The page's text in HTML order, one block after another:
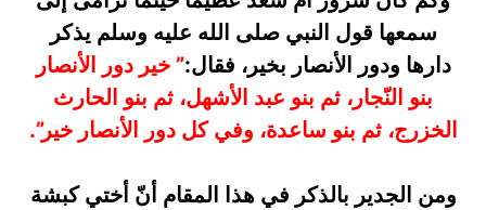
سمعها قول النبي صلى الله عليه وسلم يذكر
دارها ودور الأنصار بخير، فقال:” خير دور الأنصار
بنو النّجار، ثم بنو عبد الأشهل، ثم بنو الحارث
الخزرج، ثم بنو ساعدة، وفي كل دور الأنصار خير”.
ومن الجدير بالذكر في هذا المقام أنّ أختي كبشة